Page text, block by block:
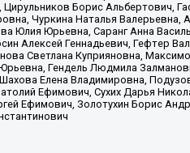
Борис Альбертович,
Чуркина Наталья Валерьевна,
Юлия Юрьевна, Саранг Анна
Алексей Геннадьевич, Гефтер
Светлана Куприяновна,
Гендель Людмила
Елена Владимировна,
Ефимович, Сухих Дарья
Ефимович, Золотухин Борис